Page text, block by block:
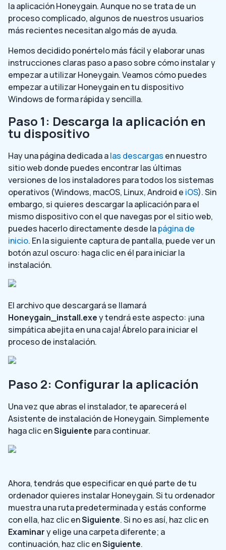
la aplicación Honeygain. Aunque no se trata de un
proceso complicado, algunos de nuestros usuarios
más recientes necesitan algo más de ayuda.
Hemos decidido ponértelo más fácil y elaborar unas
instrucciones claras paso a paso sobre cómo instalar y
empezar a utilizar Honeygain. Veamos cómo puedes
empezar a utilizar Honeygain en tu dispositivo
Windows de forma rápida y sencilla.
Paso 1: Descarga la aplicación en
tu dispositivo
Hay una página dedicada alas descargas en nuestro
sitio web donde puedes encontrar las últimas
versiones de los instaladores para todos los sistemas
operativos (Windows, macOS, Linux, Android e iOS). Sin
embargo, si quieres descargar la aplicación para el
mismo dispositivo con el que navegas por el sitio web,
puedes hacerlo directamente desde lapágina de
inicio. En la siguiente captura de pantalla, puede ver un
botón azul oscuro: haga clic en él para iniciar la
instalación.
El archivo que descargará se llamará
Honeygain_install.exey tendrá este aspecto: ¡una
simpática abejita en una caja! Ábrelo para iniciar el
proceso de instalación.
Paso 2: Configurar la aplicación
Una vez que abras el instalador, te aparecerá el
Asistente de instalación de Honeygain. Simplemente
haga clic enSiguiente para continuar.
Ahora, tendrás que especificar en qué parte de tu
ordenador quieres instalar Honeygain. Si tu ordenador
muestra una ruta predeterminada y estás conforme
con ella, haz clic enSiguiente. Si no es así, haz clic en
Examinary elige una carpeta diferente; a
continuación, haz clic enSiguiente.